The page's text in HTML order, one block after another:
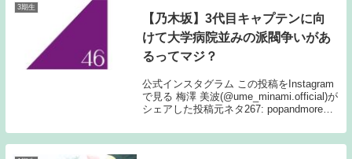
3期生
【乃木坂】3代目キャプテンに向
けて大学病院並みの派閥争いがあ
るってマジ？
公式インスタグラム この投稿をInstagram
で見る 梅澤 美波(@ume_minami.official)が
シェアした投稿元ネタ267: popandmore
ID:yCSB5KlxM...